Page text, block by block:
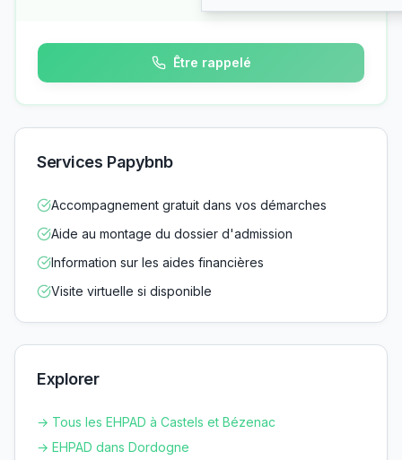
Être rappelé
Services Papybnb
Accompagnement gratuit dans vos démarches
Aide au montage du dossier d'admission
Information sur les aides financières
Visite virtuelle si disponible
Explorer
→ Tous les EHPAD à Castels et Bézenac
→ EHPAD dans Dordogne